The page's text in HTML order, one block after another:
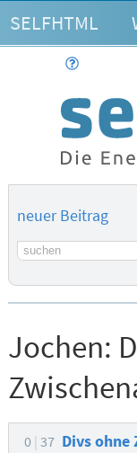
SELFHTML
neuer Beitrag
Suchbegriff
Jochen:
0 37 Divs ohne